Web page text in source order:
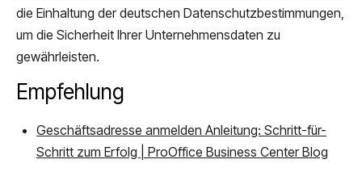
die Einhaltung der deutschen Datenschutzbestimmungen,
um die Sicherheit Ihrer Unternehmensdaten zu
gewährleisten.
Empfehlung
Geschäftsadresse anmelden Anleitung: Schritt-für-
Schritt zum Erfolg | ProOffice Business Center Blog